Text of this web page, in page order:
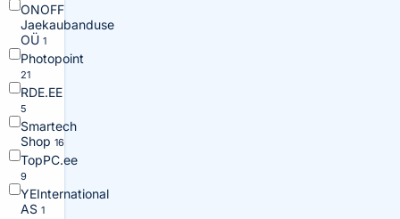
ONOFF
Jaekaubanduse
OÜ 1
Photopoint
21
RDE.EE
5
Smartech
Shop 16
TopPC.ee
9
YEInternational
AS 1